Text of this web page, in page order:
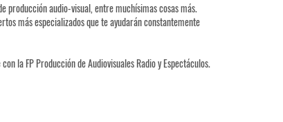
producción audio-visual, entre muchísimas cosas más.
más especializados que te ayudarán constantemente
la FP Producción de Audiovisuales Radio y Espectáculos.